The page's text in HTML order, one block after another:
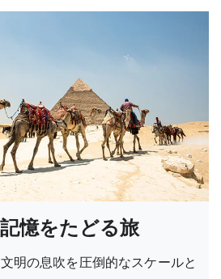
憶をたどる旅
明の息吹を圧倒的なスケールと